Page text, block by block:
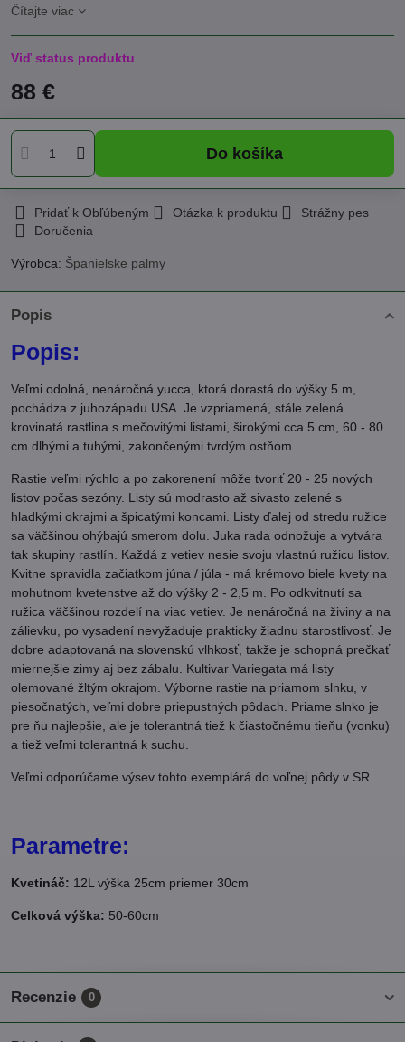
Čítajte viac
Viď status produktu
88 €
Do košíka
Pridať k Obľúbeným Otázka k produktu
Strážny pes
Doručenia
Výrobca: Španielske palmy
Popis
Popis:
Veľmi odolná, nenáročná yucca, ktorá dorastá do výšky 5 m,
pochádza z juhozápadu USA. Je vzpriamená, stále zelená
krovinatá rastlina s mečovitými listami, širokými cca 5 cm, 60 - 80
cm dlhými a tuhými, zakončenými tvrdým ostňom.
Rastie veľmi rýchlo a po zakorenení môže tvoriť 20 - 25 nových
listov počas sezóny. Listy sú modrasto až sivasto zelené s
hladkými okrajmi a špicatými koncami. Listy ďalej od stredu ružice
sa väčšinou ohýbajú smerom dolu. Juka rada odnožuje a vytvára
tak skupiny rastlín. Každá z vetiev nesie svoju vlastnú ružicu listov.
Kvitne spravidla začiatkom júna / júla - má krémovo biele kvety na
mohutnom kvetenstve až do výšky 2 - 2,5 m. Po odkvitnutí sa
ružica väčšinou rozdelí na viac vetiev. Je nenáročná na živiny a na
zálievku, po vysadení nevyžaduje prakticky žiadnu starostlivosť. Je
dobre adaptovaná na slovenskú vlhkosť, takže je schopná prečkať
miernejšie zimy aj bez zábalu. Kultivar Variegata má listy
olemované žltým okrajom. Výborne rastie na priamom slnku, v
piesočnatých, veľmi dobre priepustných pôdach. Priame slnko je
pre ňu najlepšie, ale je tolerantná tiež k čiastočnému tieňu (vonku)
a tiež veľmi tolerantná k suchu.
Veľmi odporúčame výsev tohto exemplárá do voľnej pôdy v SR.
Parametre:
Kvetináč: 12L výška 25cm priemer 30cm
Celková výška: 50-60cm
Recenzie 0